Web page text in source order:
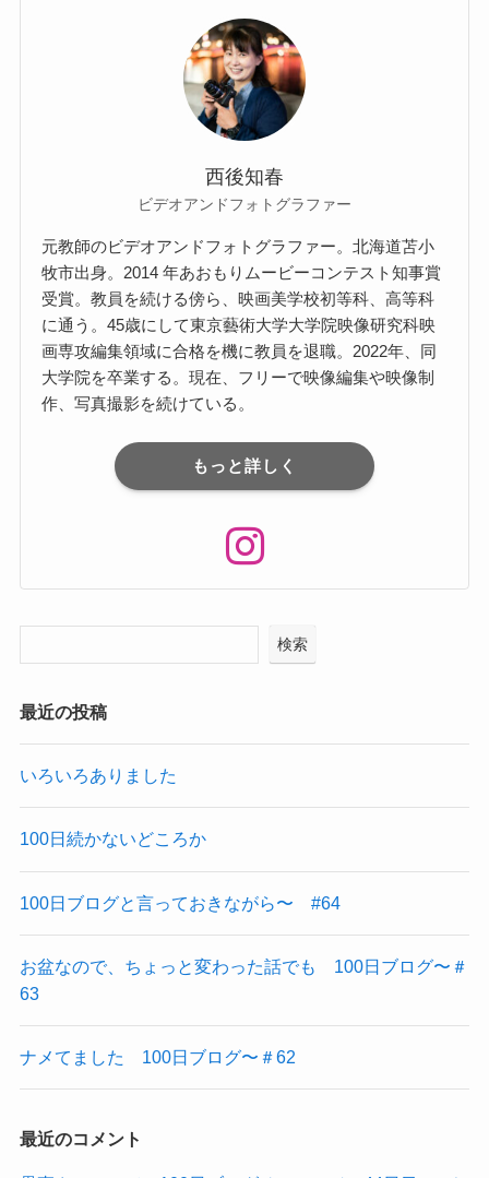
西後知春
ビデオアンドフォトグラファー
元教師のビデオアンドフォトグラファー。北海道苫⼩
牧市出⾝。2014 年あおもりムービーコンテスト知事賞
受賞。教員を続ける傍ら、映画美学校初等科、⾼等科
に通う。45歳にして東京藝術⼤学⼤学院映像研究科映
画専攻編集領域に合格を機に教員を退職。2022年、同
⼤学院を卒業する。現在、フリーで映像編集や映像制
作、写真撮影を続けている。
もっと詳しく
検索
最近の投稿
いろいろありました
100日続かないどころか
100日ブログと言っておきながら〜 #64
お盆なので、ちょっと変わった話でも 100日ブログ〜＃
63
ナメてました 100日ブログ〜＃62
最近のコメント